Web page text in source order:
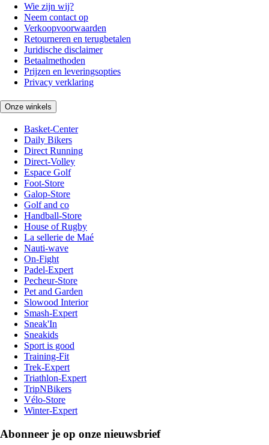
Wie zijn wij?
Neem contact op
Verkoopvoorwaarden
Retourneren en terugbetalen
Juridische disclaimer
Betaalmethoden
Prijzen en leveringsopties
Privacy verklaring
Onze winkels
Basket-Center
Daily Bikers
Direct Running
Direct-Volley
Espace Golf
Foot-Store
Galop-Store
Golf and co
Handball-Store
House of Rugby
La sellerie de Maé
Nauti-wave
On-Fight
Padel-Expert
Pecheur-Store
Pet and Garden
Slowood Interior
Smash-Expert
Sneak'In
Sneakids
Sport is good
Training-Fit
Trek-Expert
Triathlon-Expert
TripNBikers
Vélo-Store
Winter-Expert
Abonneer je op onze nieuwsbrief